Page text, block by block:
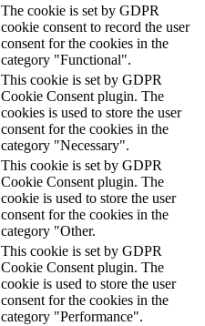
The cookie is set by GDPR
cookie consent to record the user
consent for the cookies in the
category "Functional".
This cookie is set by GDPR
Cookie Consent plugin. The
cookies is used to store the user
consent for the cookies in the
category "Necessary".
This cookie is set by GDPR
Cookie Consent plugin. The
cookie is used to store the user
consent for the cookies in the
category "Other.
This cookie is set by GDPR
Cookie Consent plugin. The
cookie is used to store the user
consent for the cookies in the
category "Performance".